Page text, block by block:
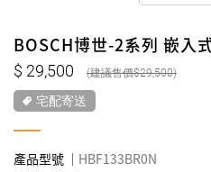
BOSCH博世-2系列 嵌入
29,500 29,500
宅配寄送
產品型號
HBF133BR0N